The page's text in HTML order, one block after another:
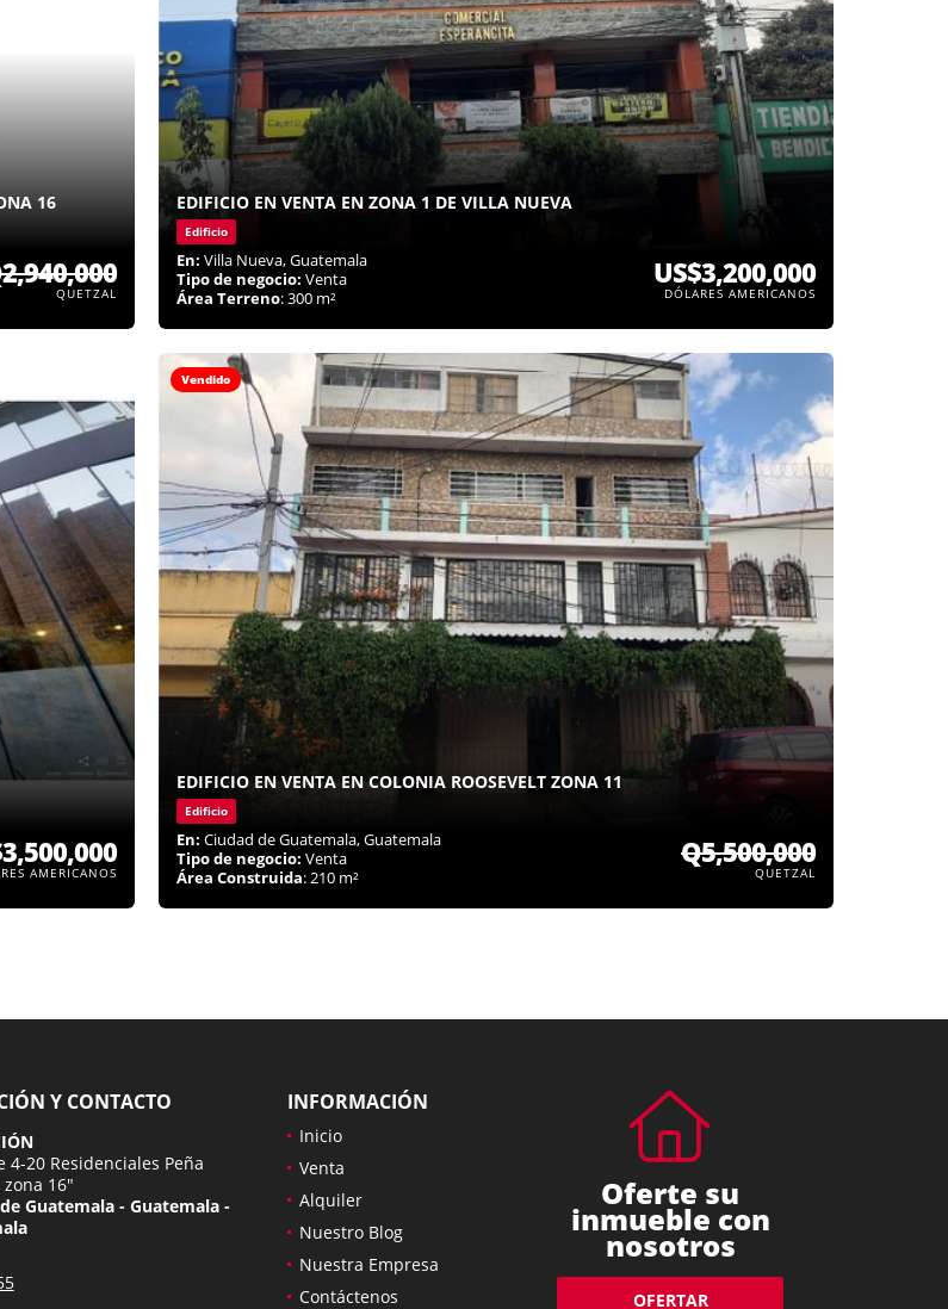
16
QUETZAL
EDIFICIO EN VENTA EN ZONA 1 DE VILLA NUEVA
Edificio
En: Villa Nueva, Guatemala
Tipo de negocio: Venta
Área Terreno: 300 m²
US$3,200,000
DÓLARES AMERICANOS
AMERICANOS
Vendido
EDIFICIO EN VENTA EN COLONIA ROOSEVELT ZONA 11
Edificio
En: Ciudad de Guatemala, Guatemala
Tipo de negocio: Venta
Área Construida: 210 m²
Q5,500,000
QUETZAL
Y CONTACTO
4-20 Residenciales Peña
zona 16"
Guatemala - Guatemala -
INFORMACIÓN
Inicio
Venta
Alquiler
Nuestro Blog
Nuestra Empresa
Contáctenos
Oferte su
inmueble con
nosotros
OFERTAR